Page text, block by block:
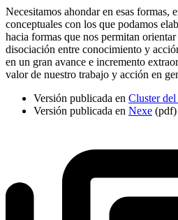
Necesitamos ahondar en esas formas,
conceptuales con los que podamos
hacia formas que nos permitan
disociación entre conocimiento y
en un gran avance e incremento
valor de nuestro trabajo y acción en
Versión publicada en Cluster
Versión publicada en Nexe (pdf)